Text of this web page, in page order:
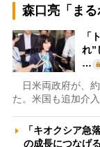
森口亮「まる
「
れ”
…
日米両政府が、
た。米国も追加介
「キオクシア急
の成長につな